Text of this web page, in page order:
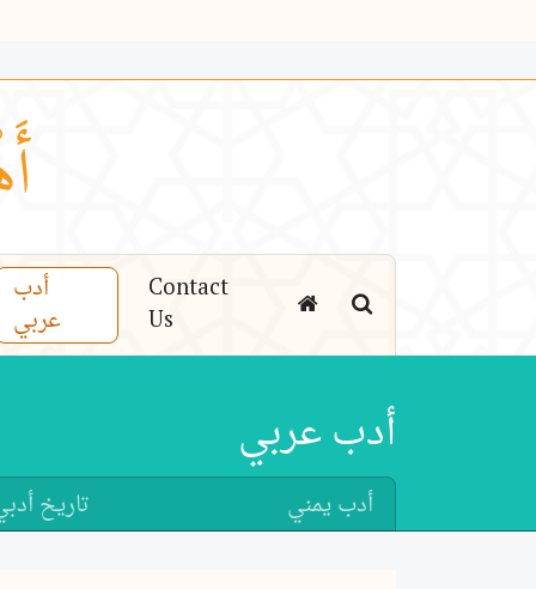
أدب
عربي
Contact
Us
أدب عربي
أدب يمني تاريخ